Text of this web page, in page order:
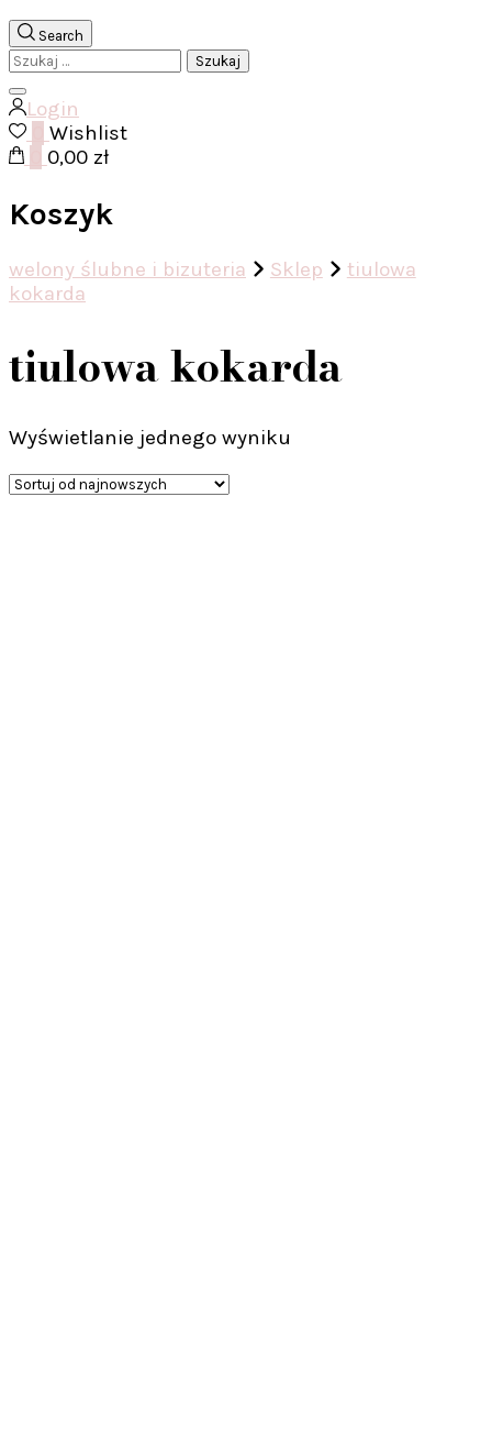
Search
Szukaj:
Login
Wishlist
0,00 zł
Koszyk
welony ślubne i bizuteria Sklep
tiulowa
kokarda
tiulowa kokarda
Wyświetlanie jednego wyniku